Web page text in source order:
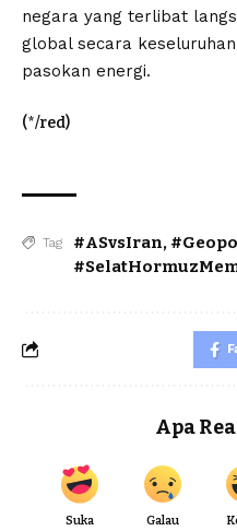
negara yang terlibat
global secara
pasokan energi.
(*/red)
Tag #ASvsIran,
Apa
Suka Galau